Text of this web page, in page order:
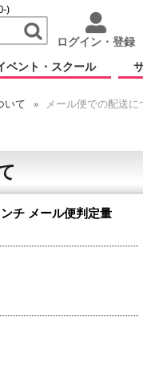
)
ログイン・登録
ベント・スクール
いて メール便での配送に
チ メール便判定量